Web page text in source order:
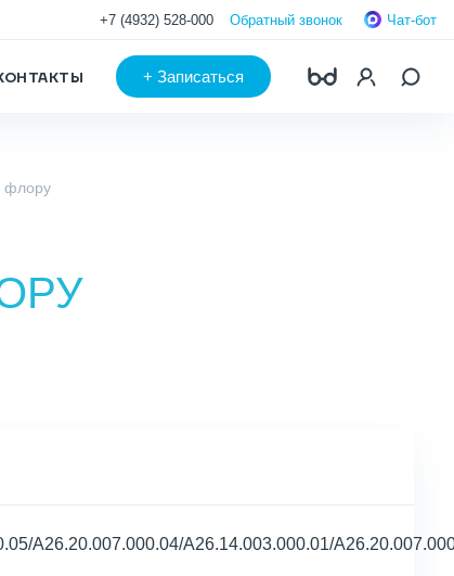
+7 (4932) 528-000 Обратный звонок Чат-бот
+ Записаться
флору
A26.20.007.000.04/A26.14.003.000.01/